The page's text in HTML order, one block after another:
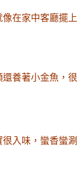
在家中客廳擺上
養著小金魚，很
入味，蠻香蠻涮